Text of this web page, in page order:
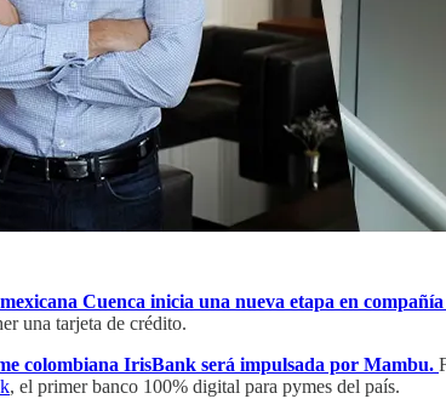
Cuenca inicia una nueva etapa en
una tarjeta de crédito.
colombiana IrisBank será impulsada por Mambu.
, el primer banco 100% digital para pymes del país.